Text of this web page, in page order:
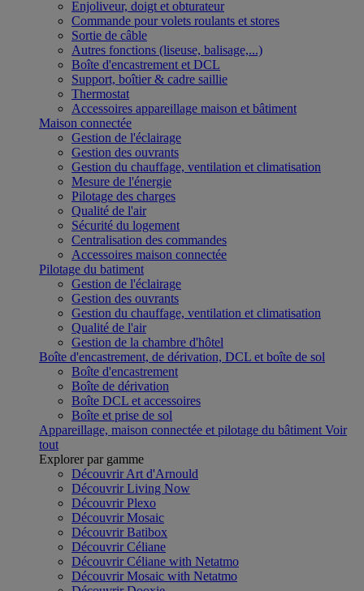
Enjoliveur, doigt et obturateur
Commande pour volets roulants et stores
Sortie de câble
Autres fonctions (liseuse, balisage,...)
Boîte d'encastrement et DCL
Support, boîtier & cadre saillie
Thermostat
Accessoires appareillage maison et bâtiment
Maison connectée
Gestion de l'éclairage
Gestion des ouvrants
Gestion du chauffage, ventilation et climatisation
Mesure de l'énergie
Pilotage des charges
Qualité de l'air
Sécurité du logement
Centralisation des commandes
Accessoires maison connectée
Pilotage du batiment
Gestion de l'éclairage
Gestion des ouvrants
Gestion du chauffage, ventilation et climatisation
Qualité de l'air
Gestion de la chambre d'hôtel
Boîte d'encastrement, de dérivation, DCL et boîte de sol
Boîte d'encastrement
Boîte de dérivation
Boîte DCL et accessoires
Boîte et prise de sol
Appareillage, maison connectée et pilotage du bâtiment Voir
tout
Explorer par gamme
Découvrir Art d'Arnould
Découvrir Living Now
Découvrir Plexo
Découvrir Mosaic
Découvrir Batibox
Découvrir Céliane
Découvrir Céliane with Netatmo
Découvrir Mosaic with Netatmo